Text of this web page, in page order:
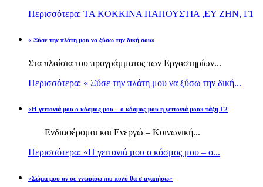
Περισσότερα: TA KOKKINA ΠΑΠΟΥΣΤΙΑ ,ΕΥ ΖΗΝ, Γ1
« Ξύσε την πλάτη μου να ξύσω την δική σου»
Στα πλαίσια του προγράμματος των Εργαστηρίων...
Περισσότερα: « Ξύσε την πλάτη μου να ξύσω την δική...
«Η γειτονιά μου ο κόσμος μου – ο κόσμος μου η γειτονιά μου» τάξη Γ2
Ενδιαφέρομαι και Ενεργώ – Κοινωνική...
Περισσότερα: «Η γειτονιά μου ο κόσμος μου – ο...
«Σώμα μου αν σε γνωρίσω πιο πολύ θα σ αγαπήσω»